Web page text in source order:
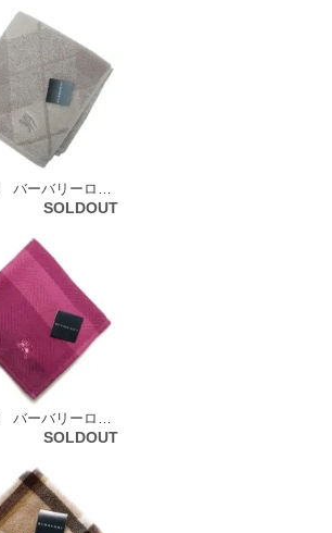
【新品】 バーバリーロンドン BURBERRY LONDON タオルハンカチ 72141
SOLDOUT
【新品】 バーバリーロンドン BURBERRY LONDON ガーゼ タオルハンカチ 65806
SOLDOUT